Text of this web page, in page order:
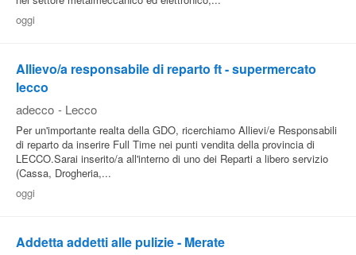
Aziende
oggi
Allievo/a responsabile di reparto ft - supermercato
lecco
adecco - Lecco
Per un'importante realta della GDO, ricerchiamo Allievi/e Responsabili
di reparto da inserire Full Time nei punti vendita della provincia di
LECCO.Sarai inserito/a all'interno di uno dei Reparti a libero servizio
(Cassa, Drogheria,...
oggi
Addetta addetti alle pulizie - Merate